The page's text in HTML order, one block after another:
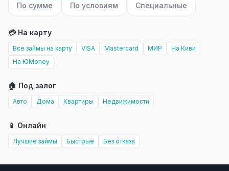
По сумме По условиям Специальные
💳 На карту
Все займы на карту VISA Mastercard МИР
На Киви
На ЮMoney
🏠 Под залог
Авто Дома Квартиры Недвижимости
📱 Онлайн
Лучшие займы Быстрые Без отказа